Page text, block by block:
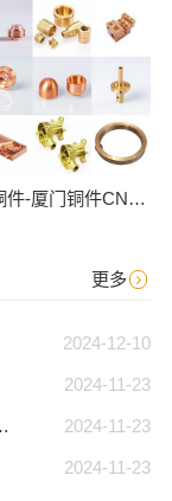
CNC加工铜件-厦门铜件CNC批量加工
更多
2024-12-10
2024-11-23
2024-11-23
工很重要？
2024-11-23